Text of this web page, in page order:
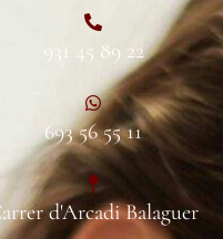
931 45 89 22
693 56 55 11
d'Arcadi Balaguer